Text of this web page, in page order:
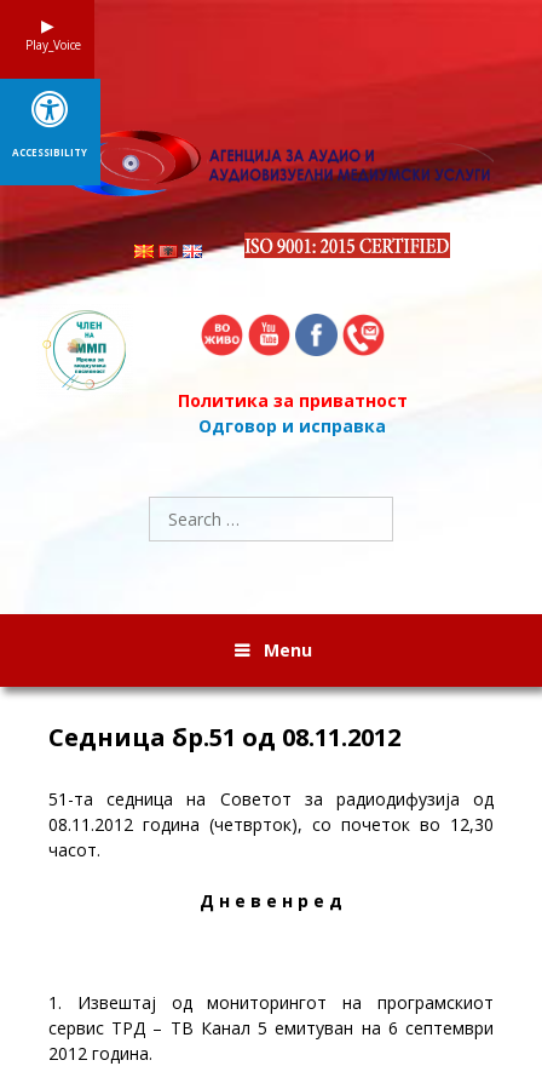
Политика за приватност
Одговор и исправка
Search
for:
Menu
Седница бр.51 од 08.11.2012
51-та седница на Советот за радиодифузија од
08.11.2012 година (четврток), со почеток во 12,30
часот.
Д н е в е н р е д
1. Извештај од мониторингот на програмскиот
сервис ТРД – ТВ Канал 5 емитуван на 6 септември
2012 година.
Play_Voice
ACCESSIBILITY